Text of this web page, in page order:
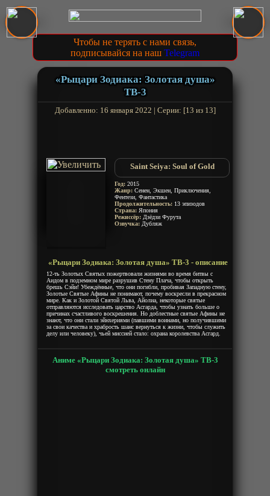
Чтобы не терять с нами связь,
подписывайся на наш Telegram
«Рыцари Зодиака: Золотая душа»
ТВ-3
Добавленно: 16 января 2022 | Серии: [13 из 13]
Saint Seiya: Soul of Gold
Год: 2015
Жанр: Сенен, Экшен, Приключения,
Фентези, Фантастика
Продолжительность: 13 эпизодов
Страна: Япония
Режиссёр: Дзёдзи Фурута
Озвучка: Дубляж
«Рыцари Зодиака: Золотая душа» ТВ-3 - описание
12-ть Золотых Святых пожертвовали жизнями во время битвы с
Аидом в подземном мире разрушив Стену Плача, чтобы открыть
брешь Сэйи! Убеждённые, что они погибли, пробивая Западную стену,
Золотые Святые Афины не понимают, почему воскресли в прекрасном
мире. Как и Золотой Святой Льва, Айолиа, некоторые святые
отправляются исследовать царство Асгарда, чтобы узнать больше о
причинах счастливого воскрешения. Но доблестные святые Афины не
знают, что они стали эйнхериями (павшими воинами, но получившими
за свои качества и храбрость шанс вернуться к жизни, чтобы служить
делу или человеку), чьей миссией стало: охрана королевства Асгард.
Аниме «Рыцари Зодиака: Золотая душа» ТВ-3
смотреть онлайн